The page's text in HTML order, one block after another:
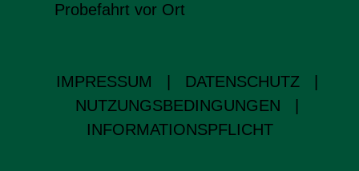
Probefahrt vor Ort
IMPRESSUM DATENSCHUTZ
NUTZUNGSBEDINGUNGEN
INFORMATIONSPFLICHT